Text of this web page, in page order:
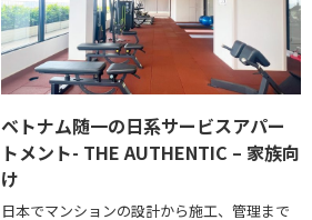
ベトナム随一の日系サービスアパー
トメント- THE AUTHENTIC – 家族向
け
日本でマンションの設計から施工、管理まで